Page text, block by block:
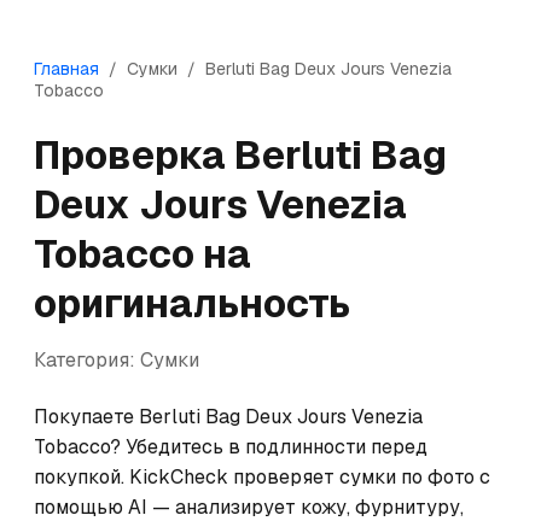
Главная / Сумки / Berluti Bag Deux Jours Venezia
Tobacco
Проверка Berluti Bag
Deux Jours Venezia
Tobacco на
оригинальность
Категория: Сумки
Покупаете Berluti Bag Deux Jours Venezia
Tobacco? Убедитесь в подлинности перед
покупкой. KickCheck проверяет сумки по фото с
помощью AI — анализирует кожу, фурнитуру,